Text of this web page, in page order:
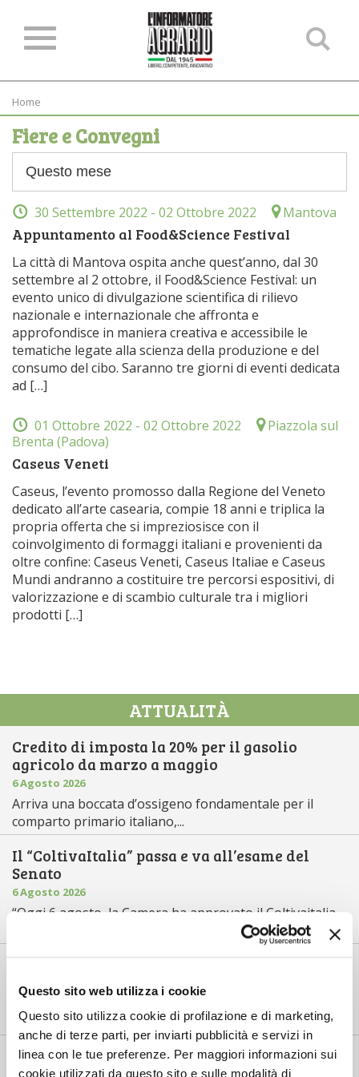
Questo sito web utilizza i cookie
Questo sito utilizza cookie di profilazione e di marketing,
anche di terze parti, per inviarti pubblicità e servizi in
linea con le tue preferenze. Per maggiori informazioni sui
cookie utilizzati da questo sito e sulle modalità di
Home
Fiere e Convegni
30 Settembre 2022 - 02 Ottobre 2022 Mantova
Appuntamento al Food&Science Festival
La città di Mantova ospita anche quest’anno, dal 30
settembre al 2 ottobre, il Food&Science Festival: un
evento unico di divulgazione scientifica di rilievo
nazionale e internazionale che affronta e
approfondisce in maniera creativa e accessibile le
tematiche legate alla scienza della produzione e del
consumo del cibo. Saranno tre giorni di eventi dedicata
ad […]
01 Ottobre 2022 - 02 Ottobre 2022
Piazzola sul
Brenta (Padova)
Caseus Veneti
Caseus, l’evento promosso dalla Regione del Veneto
dedicato all’arte casearia, compie 18 anni e triplica la
propria offerta che si impreziosisce con il
coinvolgimento di formaggi italiani e provenienti da
oltre confine: Caseus Veneti, Caseus Italiae e Caseus
Mundi andranno a costituire tre percorsi espositivi, di
valorizzazione e di scambio culturale tra i migliori
prodotti […]
ATTUALITÀ
Credito di imposta la 20% per il gasolio
agricolo da marzo a maggio
6 Agosto 2026
Arriva una boccata d’ossigeno fondamentale per il
comparto primario italiano,...
Il “ColtivaItalia” passa e va all’esame del
Senato
6 Agosto 2026
“Oggi 6 agosto, la Camera ha approvato il Coltivaitalia,
Mercato in crescita per l’agricoltura 4.0
5 Agosto 2026
record di 2,5 mili...
Saldi Pac: ogni anno entro fine gennaio